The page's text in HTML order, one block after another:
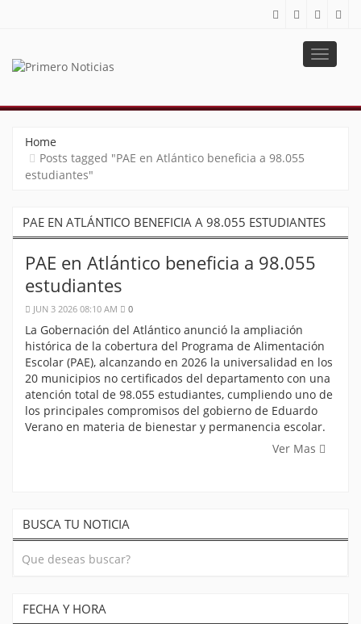
Toggle
Home
Posts tagged "PAE en Atlántico beneficia a 98.055
estudiantes"
PAE EN ATLÁNTICO BENEFICIA A 98.055 ESTUDIANTES
PAE en Atlántico beneficia a 98.055
estudiantes
JUN 3 2026 08:10 AM 0
La Gobernación del Atlántico anunció la ampliación
histórica de la cobertura del Programa de Alimentación
Escolar (PAE), alcanzando en 2026 la universalidad en los
20 municipios no certificados del departamento con una
atención total de 98.055 estudiantes, cumpliendo uno de
los principales compromisos del gobierno de Eduardo
Verano en materia de bienestar y permanencia escolar.
Ver Mas
BUSCA TU NOTICIA
FECHA Y HORA